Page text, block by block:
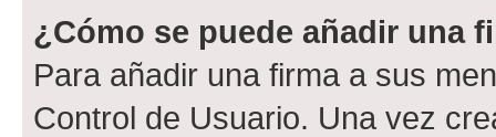
¿Cómo se puede añadir una
Para añadir una firma a sus
Control de Usuario. Una vez